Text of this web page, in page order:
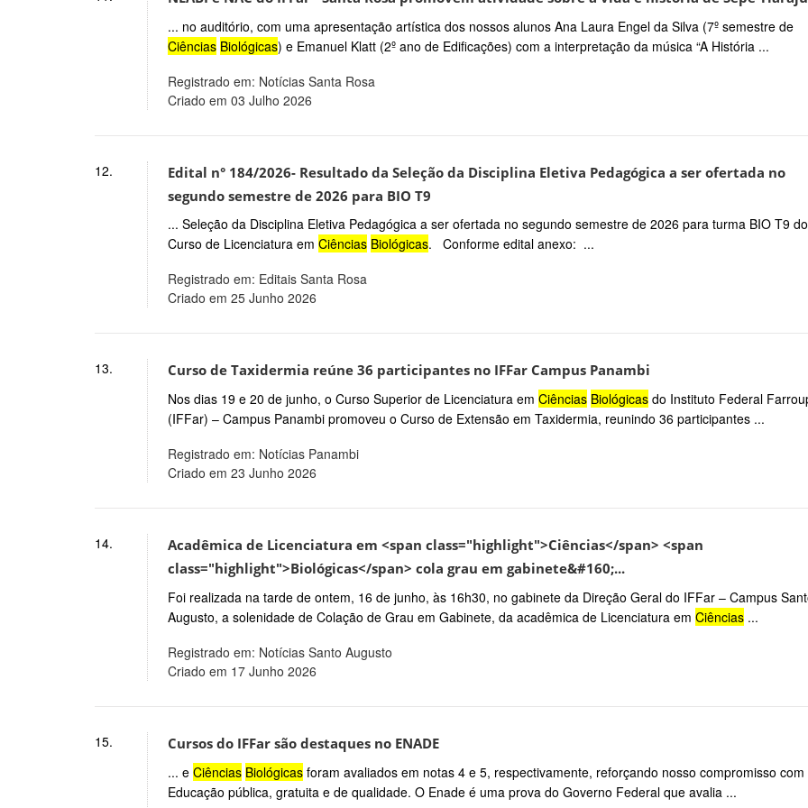
... no auditório, com uma apresentação artística dos nossos alunos Ana Laura Engel da Silva (7º semestre de
Ciências Biológicas) e Emanuel Klatt (2º ano de Edificações) com a interpretação da música “A História ...
Registrado em: Notícias Santa Rosa
Criado em 03 Julho 2026
Edital n° 184/2026- Resultado da Seleção da Disciplina Eletiva Pedagógica a ser ofertada no
segundo semestre de 2026 para BIO T9
... Seleção da Disciplina Eletiva Pedagógica a ser ofertada no segundo semestre de 2026 para turma BIO T9 do
Curso de Licenciatura em Ciências Biológicas. Conforme edital anexo: ...
Registrado em: Editais Santa Rosa
Criado em 25 Junho 2026
12.
Curso de Taxidermia reúne 36 participantes no IFFar Campus Panambi
Nos dias 19 e 20 de junho, o Curso Superior de Licenciatura em Ciências Biológicasdo Instituto Federal
(IFFar) – Campus Panambi promoveu o Curso de Extensão em Taxidermia, reunindo 36 participantes ...
Registrado em: Notícias Panambi
Criado em 23 Junho 2026
13.
Acadêmica de Licenciatura em <span class="highlight">Ciências</span> <span
class="highlight">Biológicas</span> cola grau em gabinete&#160;...
Foi realizada na tarde de ontem, 16 de junho, às 16h30, no gabinete da Direção Geral do IFFar – Campus
Augusto, a solenidade de Colação de Grau em Gabinete, da acadêmica de Licenciatura em Ciências...
Registrado em: Notícias Santo Augusto
Criado em 17 Junho 2026
14.
Cursos do IFFar são destaques no ENADE
... e Ciências Biológicasforam avaliados em notas 4 e 5, respectivamente, reforçando nosso compromisso com
Educação pública, gratuita e de qualidade. O Enade é uma prova do Governo Federal que avalia ...
15.